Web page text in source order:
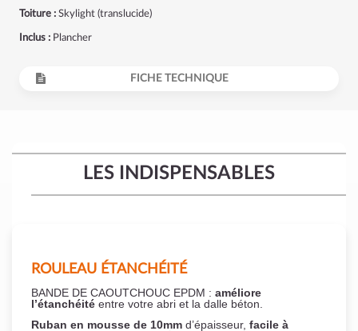
Toiture : Skylight (translucide)
Inclus : Plancher
FICHE TECHNIQUE
LES INDISPENSABLES
ROULEAU ÉTANCHÉITÉ
BANDE DE CAOUTCHOUC EPDM : améliore
l’étanchéité entre votre abri et la dalle béton.
Ruban en mousse de 10mm d’épaisseur, facile à